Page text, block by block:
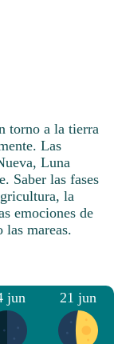
torno a la tierra
Las
Luna
Saber las fases
la
emociones de
las mareas.
jun 21 jun